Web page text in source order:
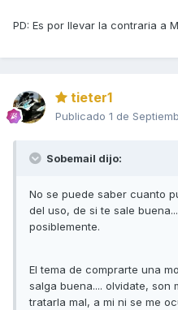
PD: Es por llevar la contraria a
tieter1
Publicado 1 de
Sobemail dijo:
No se puede saber cuanto
del uso, de si te sale
posiblemente.
El tema de comprarte una
salga buena.... olvidate, son
tratarla mal, a mi ni se me